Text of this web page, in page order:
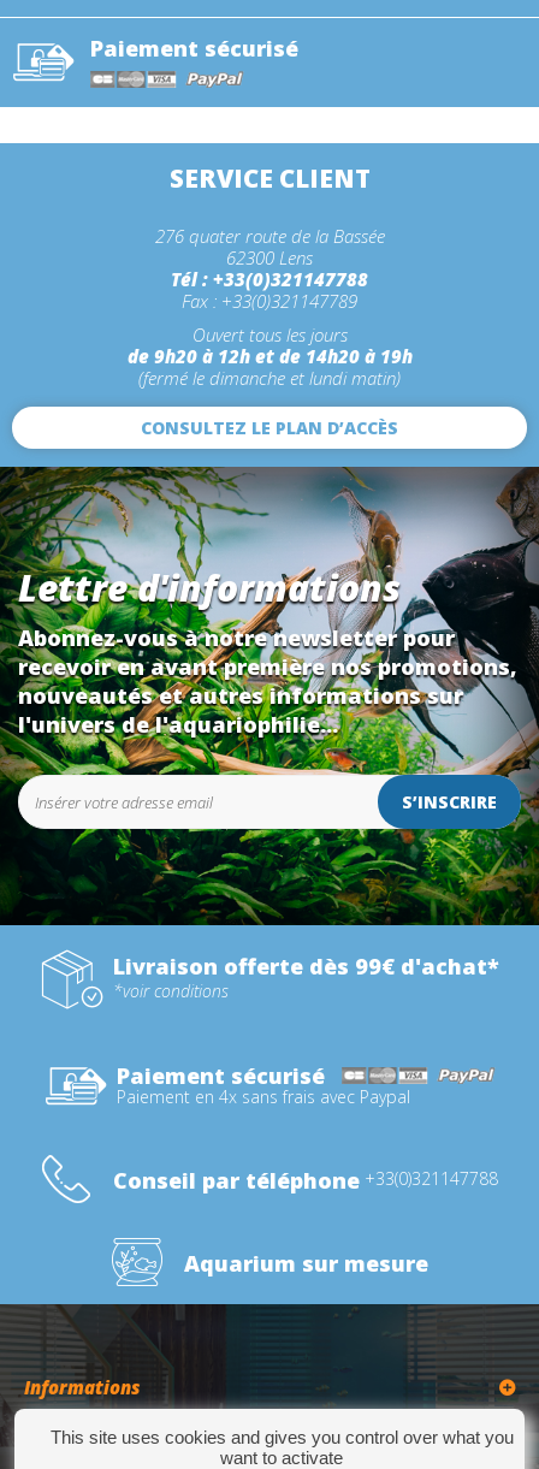
Paiement sécurisé
SERVICE CLIENT
276 quater route de la Bassée
62300 Lens
Tél : +33(0)321147788
Fax : +33(0)321147789
Ouvert tous les jours
de 9h20 à 12h et de 14h20 à 19h
(fermé le dimanche et lundi matin)
CONSULTEZ LE PLAN D’ACCÈS
Lettre d'informations
Abonnez-vous à notre newsletter pour
recevoir en avant première nos promotions,
nouveautés et autres informations sur
l'univers de l'aquariophilie...
S’INSCRIRE
Livraison offerte dès 99€ d'achat*
*voir conditions
Paiement sécurisé
Paiement en 4x sans frais avec Paypal
Conseil par téléphone +33(0)321147788
Aquarium sur mesure
Informations
Catégories
This site uses cookies and gives you control over what you
want to activate